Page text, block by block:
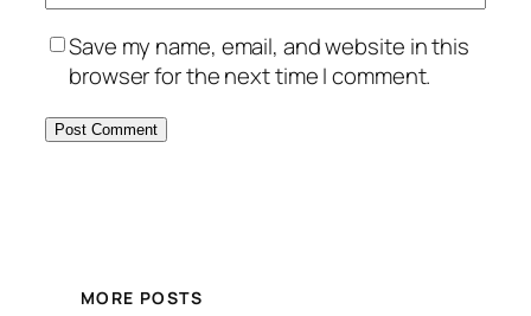
Save my name, email, and website in this
browser for the next time I comment.
MORE POSTS